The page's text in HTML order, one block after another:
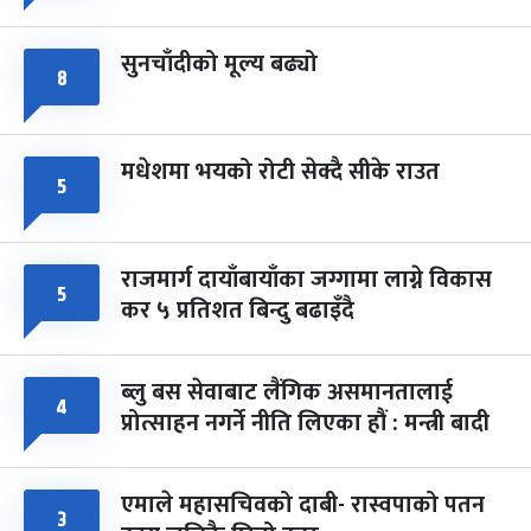
८ सुनचाँदीको मूल्य बढ्यो
५ मधेशमा भयको रोटी सेक्दै सीके राउत
५ राजमार्ग दायाँबायाँका जग्गामा लाग्ने विकास
कर ५ प्रतिशत बिन्दु बढाइँदै
४ ब्लु बस सेवाबाट लैंगिक असमानतालाई
प्रोत्साहन नगर्ने नीति लिएका हौं : मन्त्री बादी
३ एमाले महासचिवको दाबी- रास्वपाको पतन